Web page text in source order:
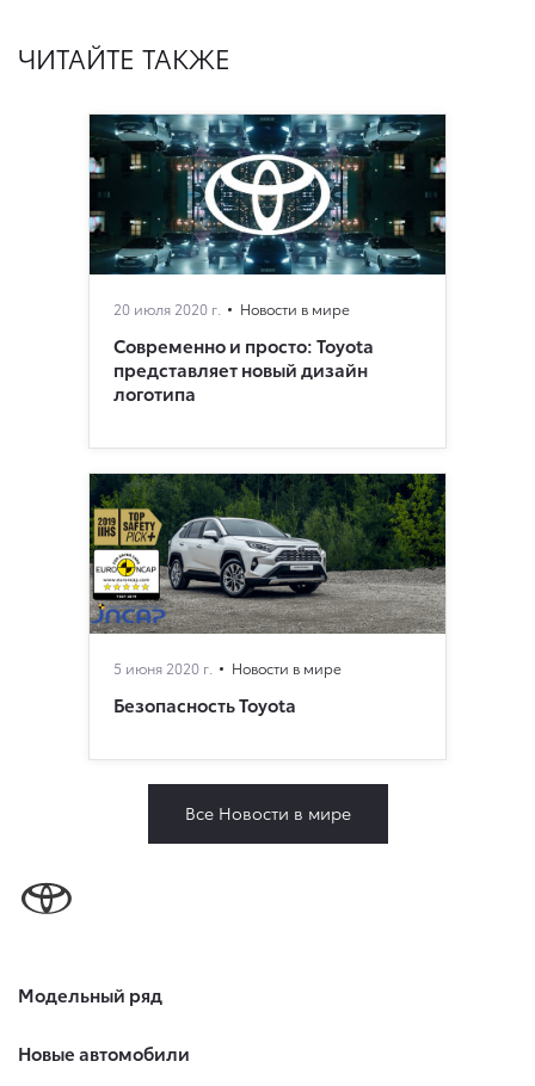
ЧИТАЙТЕ ТАКЖЕ
20 июля 2020 г. Новости в мире
Современно и просто: Toyota
представляет новый дизайн
логотипа
5 июня 2020 г. Новости в мире
Безопасность Toyota
Все Новости в мире
Модельный ряд
Новые автомобили